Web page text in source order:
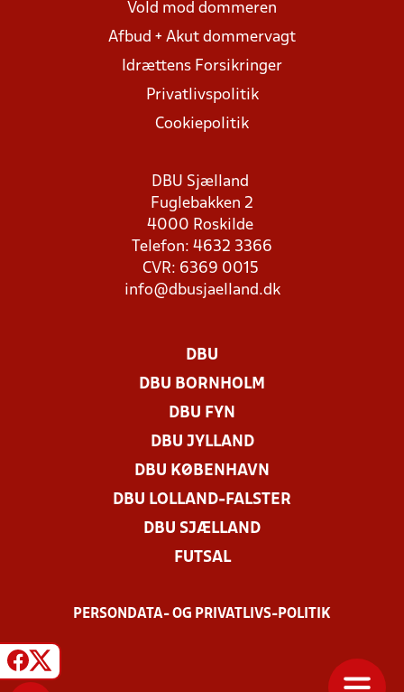
Vold mod dommeren
Afbud + Akut dommervagt
Idrættens Forsikringer
Privatlivspolitik
Cookiepolitik
DBU Sjælland
Fuglebakken 2
4000 Roskilde
Telefon: 4632 3366
CVR: 6369 0015
info@dbusjaelland.dk
DBU
DBU BORNHOLM
DBU FYN
DBU JYLLAND
DBU KØBENHAVN
DBU LOLLAND-FALSTER
DBU SJÆLLAND
FUTSAL
PERSONDATA- OG PRIVATLIVS-POLITIK